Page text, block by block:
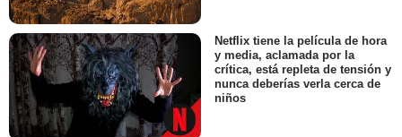
Netflix tiene la película de hora
y media, aclamada por la
crítica, está repleta de tensión y
nunca deberías verla cerca de
niños